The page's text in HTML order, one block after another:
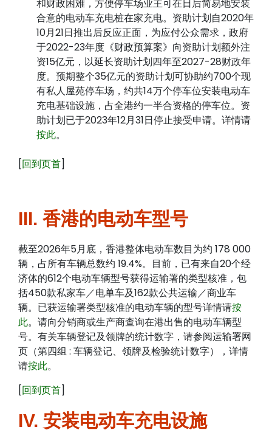
和财政困难，方便停车场业主可在日后简易地安装
合意的电动车充电桩在家充电。资助计划自2020年
10月21日推出后反应正面，为应付公众需求，政府
于2022-23年度《财政预算案》向资助计划额外注
资15亿元，以延长资助计划四年至2027-28财政年
度。预期整个35亿元的资助计划可协助约700个现
有私人屋苑停车场，约共14万个停车位安装电动车
充电基础设施，占全港约一半合资格的停车位。资
助计划已于2023年12月31日停止接受申请。详情请
按此。
[回到页首]
III. 香港的电动车型号
截至2026年5月底，香港整体电动车数目为约 178 000
辆，占所有车辆总数约 19.4%。目前，已有来自20个经
济体的612个电动车辆型号获得运输署的类型核准，包
括450款私家车／电单车及162款公共运输／商业车
辆。已获运输署类型核准的电动车辆的型号详情请按
此。请向分销商或生产商查询在港出售的电动车辆型
号。有关车辆登记及领牌的统计数字，请参阅运输署网
页（第四组 : 车辆登记、领牌及检验统计数字），详情
请按此。
[回到页首]
IV. 安装电动车充电设施